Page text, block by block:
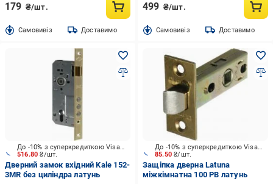
179 ₴/шт.
Cамовивіз Доставимо
499 ₴/шт.
Cамовивіз Доставимо
516.80₴/шт.
До -10% з суперкредиткою Visa Вигода
Дверний замок вхідний Kale 152-
3MR без циліндра латунь
85.50₴/шт.
До -10% з суперкредиткою Visa Вигода
Защіпка дверна Latuna
міжкімнатна 100 PB латунь